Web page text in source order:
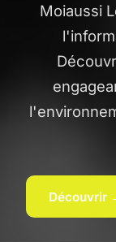
Moiaussi
Découvrir